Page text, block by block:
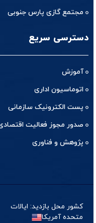
مجتمع گازی پارس جنوبی
دسترسی سریع
آموزش
اتوماسیون اداری
پست الکترونیک سازمانی
صدور مجوز فعالیت اقتصادی
پژوهش و فناوری
کشور محل بازدید: ایالات
متحده آمریکا